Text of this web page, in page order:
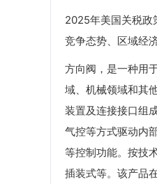
2025年美国关税政
竞争态势、区域经
方向阀，是一种用
域、机械领域和其
装置及连接接口组
气控等方式驱动内
等控制功能。按技
插装式等。该产品